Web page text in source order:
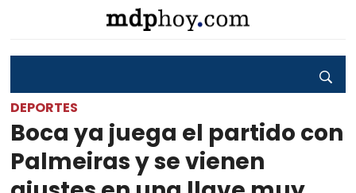
DEPORTES
Boca ya juega el partido con
Palmeiras y se vienen